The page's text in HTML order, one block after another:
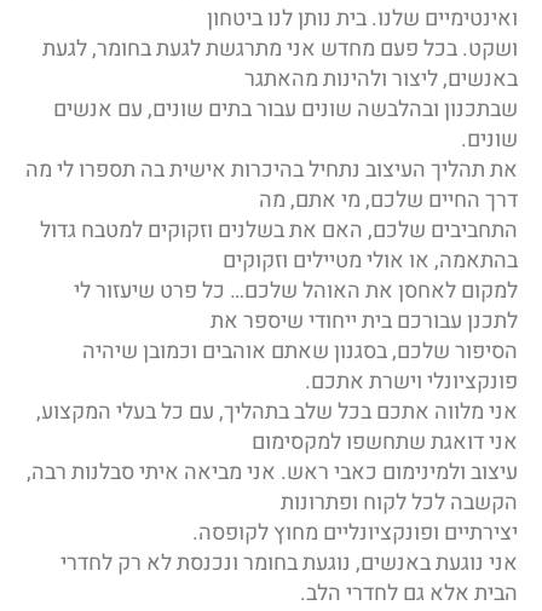
ואינטימיים שלנו. בית נותן לנו ביטחון
ושקט. בכל פעם מחדש אני מתרגשת לגעת בחומר, לגעת
באנשים, ליצור ולהינות מהאתגר
שבתכנון ובהלבשה שונים עבור בתים שונים, עם אנשים
שונים.
את תהליך העיצוב נתחיל בהיכרות אישית בה תספרו לי מה
דרך החיים שלכם, מי אתם, מה
התחביבים שלכם, האם את בשלנים וזקוקים למטבח גדול
בהתאמה, או אולי מטיילים וזקוקים
למקום לאחסן את האוהל שלכם… כל פרט שיעזור לי
לתכנן עבורכם בית ייחודי שיספר את
הסיפור שלכם, בסגנון שאתם אוהבים וכמובן שיהיה
פונקציונלי וישרת אתכם.
אני מלווה אתכם בכל שלב בתהליך, עם כל בעלי המקצוע,
אני דואגת שתחשפו למקסימום
עיצוב ולמינימום כאבי ראש. אני מביאה איתי סבלנות רבה,
הקשבה לכל לקוח ופתרונות
יצירתיים ופונקציונליים מחוץ לקופסה.
אני נוגעת באנשים, נוגעת בחומר ונכנסת לא רק לחדרי
הבית אלא גם לחדרי הלב.